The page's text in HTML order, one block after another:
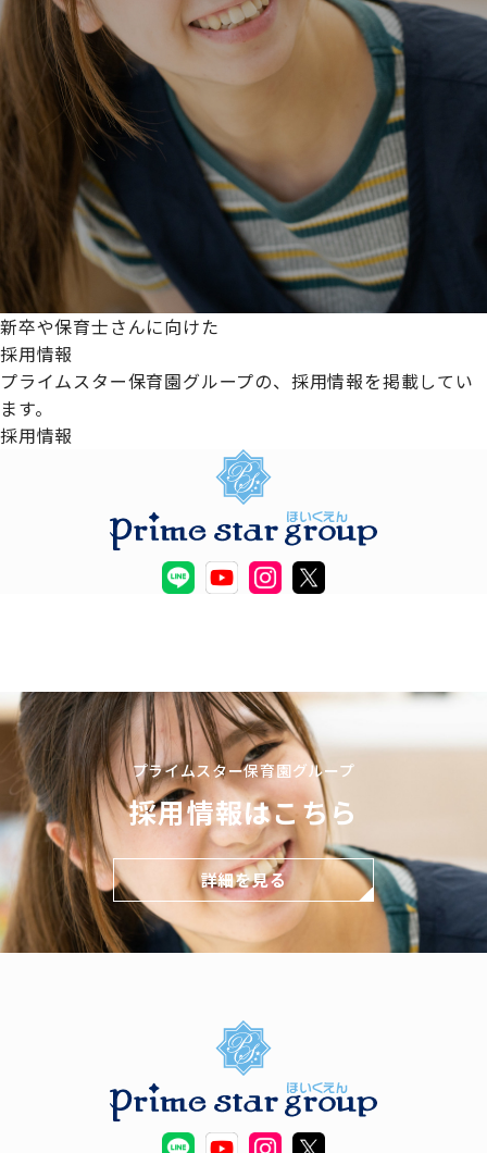
新卒や保育士さんに向けた
採用情報
プライムスター保育園グループの、採用情報を掲載してい
ます。
採用情報
プライムスター保育園グループ
採用情報はこちら
詳細を見る